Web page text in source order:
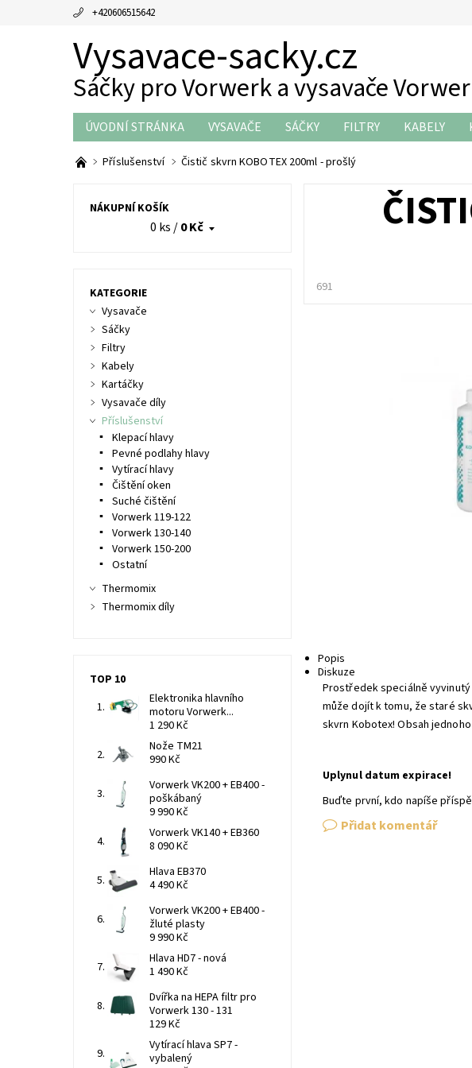
+420606515642
Vysavace-sacky.cz
Sáčky pro Vorwerk a vysavače
ÚVODNÍ STRÁNKA VYSAVAČE SÁČKY FILTRY KABELY
THERMOMIX DÍLY
OBCHODNÍ PODMÍNKY KONTAKTY
Příslušenství Čistič skvrn KOBOTEX 200ml - prošlý
691
Popis
Diskuze
Prostředek speciálně
může dojít k tomu, že staré
skvrn Kobotex! Obsah
Uplynul datum expirace!
Buďte první, kdo napíše
Přidat komentář
NÁKUPNÍ KOŠÍK
0 ks /0 Kč
KATEGORIE
Vysavače
Sáčky
Filtry
Kabely
Kartáčky
Vysavače díly
Příslušenství
Klepací hlavy
Pevné podlahy hlavy
Vytírací hlavy
Čištění oken
Suché čištění
Vorwerk 119-122
Vorwerk 130-140
Vorwerk 150-200
Ostatní
Thermomix
Thermomix díly
TOP 10
Elektronika hlavního
motoru Vorwerk...
1 290 Kč
Nože TM21
990 Kč
Vorwerk VK200 + EB400 -
poškábaný
9 990 Kč
Vorwerk VK140 + EB360
8 090 Kč
Hlava EB370
4 490 Kč
Vorwerk VK200 + EB400 -
žluté plasty
9 990 Kč
Hlava HD7 - nová
1 490 Kč
Dvířka na HEPA filtr pro
Vorwerk 130 - 131
129 Kč
Vytírací hlava SP7 -
vybalený